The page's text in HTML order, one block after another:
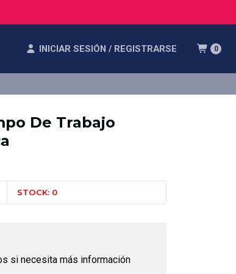
INICIAR SESIÓN / REGISTRARSE 0
De Trabajo
STOCK: 0
si necesita más información